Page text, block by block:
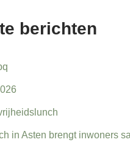
berichten
in Asten brengt inwoners